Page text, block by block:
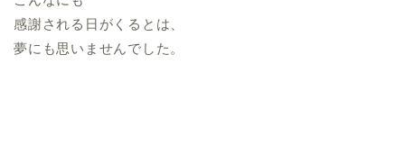
感謝される日がくるとは、
夢にも思いませんでした。